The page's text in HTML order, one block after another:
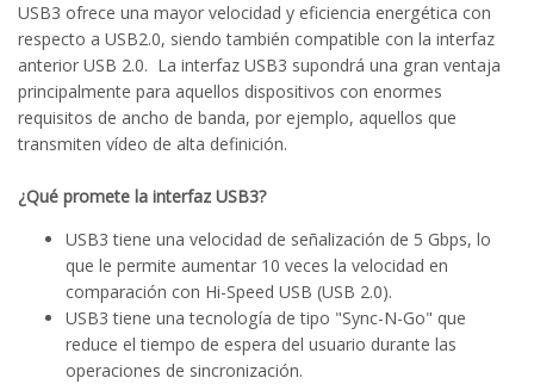
USB3 ofrece una mayor velocidad y eficiencia energética con
respecto a USB2.0, siendo también compatible con la interfaz
anterior USB 2.0. La interfaz USB3 supondrá una gran ventaja
principalmente para aquellos dispositivos con enormes
requisitos de ancho de banda, por ejemplo, aquellos que
transmiten vídeo de alta definición.
¿Qué promete la interfaz USB3?
USB3 tiene una velocidad de señalización de 5 Gbps, lo
que le permite aumentar 10 veces la velocidad en
comparación con Hi-Speed USB (USB 2.0).
USB3 tiene una tecnología de tipo "Sync-N-Go" que
reduce el tiempo de espera del usuario durante las
operaciones de sincronización.